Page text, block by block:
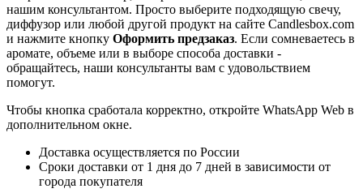
нашим консультантом. Просто выберите подходящую свечу,
диффузор или любой другой продукт на сайте Candlesbox.com
и нажмите кнопку Оформить предзаказ. Если сомневаетесь в
аромате, объеме или в выборе способа доставки -
обращайтесь, наши консультанты вам с удовольствием
помогут.
Чтобы кнопка сработала корректно, откройте WhatsApp Web в
дополнительном окне.
Доставка осуществляется по России
Сроки доставки от 1 дня до 7 дней в зависимости от
города покупателя